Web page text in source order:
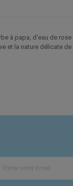
à papa, d'eau de
la nature délicate